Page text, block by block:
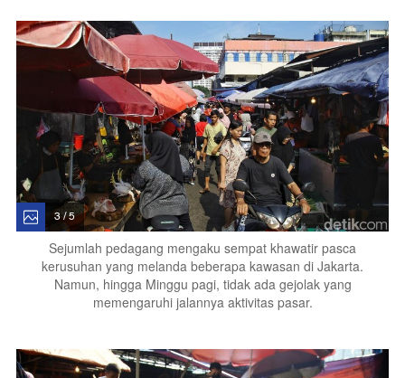
3 / 5
Sejumlah pedagang mengaku sempat khawatir pasca
kerusuhan yang melanda beberapa kawasan di Jakarta.
Namun, hingga Minggu pagi, tidak ada gejolak yang
memengaruhi jalannya aktivitas pasar.